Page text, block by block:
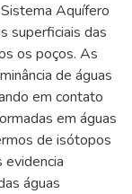
Aquífero
superficiais das
os poços. As
de águas
em contato
em águas
de isótopos
águas